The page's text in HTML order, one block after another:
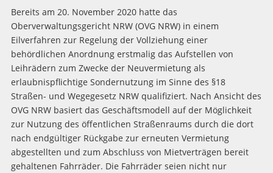
Bereits am 20. November 2020 hatte das
Oberverwaltungsgericht NRW (OVG NRW) in einem
Eilverfahren zur Regelung der Vollziehung einer
behördlichen Anordnung erstmalig das Aufstellen von
Leihrädern zum Zwecke der Neuvermietung als
erlaubnispflichtige Sondernutzung im Sinne des §18
Straßen- und Wegegesetz NRW qualifiziert. Nach Ansicht des
OVG NRW basiert das Geschäftsmodell auf der Möglichkeit
zur Nutzung des öffentlichen Straßenraums durch die dort
nach endgültiger Rückgabe zur erneuten Vermietung
abgestellten und zum Abschluss von Mietverträgen bereit
gehaltenen Fahrräder. Die Fahrräder seien nicht nur